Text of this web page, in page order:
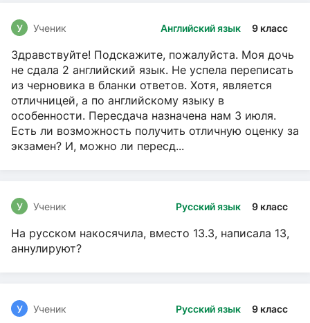
Английский язык 9 класс
У Ученик
Здравствуйте! Подскажите, пожалуйста. Моя дочь
не сдала 2 английский язык. Не успела переписать
из черновика в бланки ответов. Хотя, является
отличницей, а по английскому языку в
особенности. Пересдача назначена нам 3 июля.
Есть ли возможность получить отличную оценку за
экзамен? И, можно ли пересд...
Русский язык 9 класс
У Ученик
На русском накосячила, вместо 13.3, написала 13,
аннулируют?
Русский язык 9 класс
У Ученик